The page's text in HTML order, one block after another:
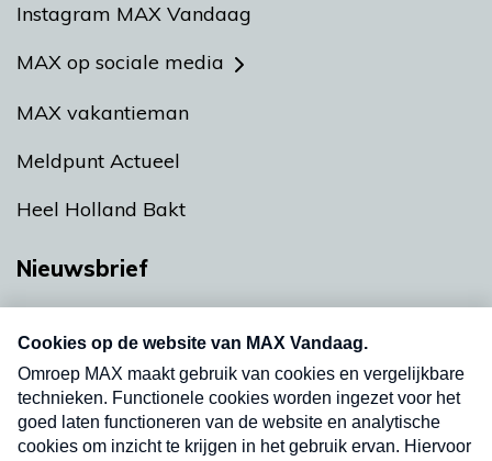
Instagram MAX Vandaag
MAX op sociale media
MAX vakantieman
Meldpunt Actueel
Heel Holland Bakt
Nieuwsbrief
nieuwsbrief. Elke vrijdag- en dinsdagochtend in
uw mailbox.
Verzend